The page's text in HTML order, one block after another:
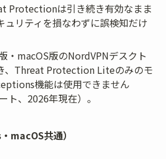
Protectionは引き続き有効なまま
ュリティを損なわずに誤検知だけ
・macOS版のNordVPNデスクト
、Threat Protection Liteのみのモ
機能は使用できません
ト、2026年現在）。
macOS共通）